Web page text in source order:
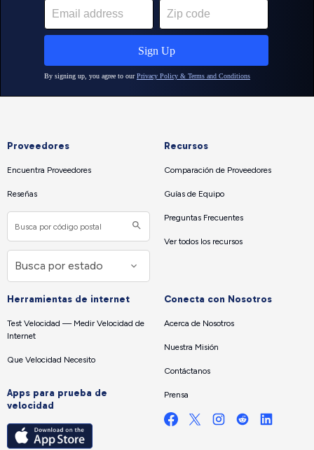
Proveedores
Encuentra Proveedores
Reseñas
Recursos
Comparación de Proveedores
Guías de Equipo
Preguntas Frecuentes
Ver todos los recursos
Herramientas de internet
Test Velocidad — Medir Velocidad de
Internet
Que Velocidad Necesito
Apps para prueba de
velocidad
Conecta con Nosotros
Acerca de Nosotros
Nuestra Misión
Contáctanos
Prensa